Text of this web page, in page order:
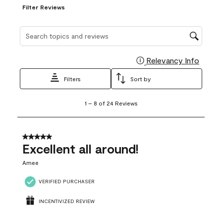
Filter Reviews
Relevancy Info
Filters Sort by
8
24
Reviews
1 – 8 of 24 Reviews
5 out of 5 stars.
Excellent all around!
Amee
VERIFIED PURCHASER
INCENTIVIZED REVIEW